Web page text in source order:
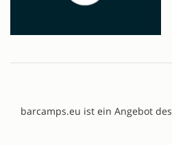
barcamps.eu ist ein Angebot des